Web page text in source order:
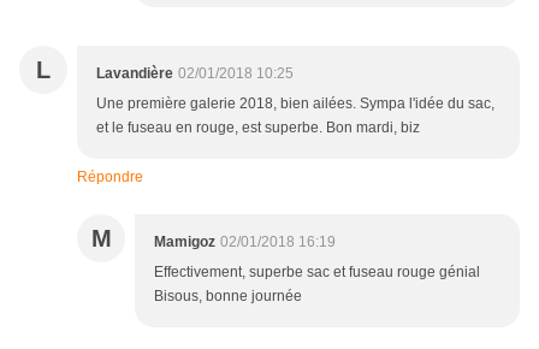
L Lavandière 02/01/2018 10:25
Une première galerie 2018, bien ailées. Sympa l'idée du sac,
et le fuseau en rouge, est superbe. Bon mardi, biz
Répondre
M Mamigoz 02/01/2018 16:19
Effectivement, superbe sac et fuseau rouge génial
Bisous, bonne journée